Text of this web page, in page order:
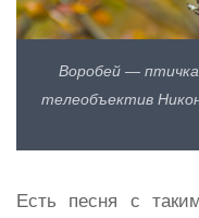
Воробей —
телеобъектив
Есть песня с